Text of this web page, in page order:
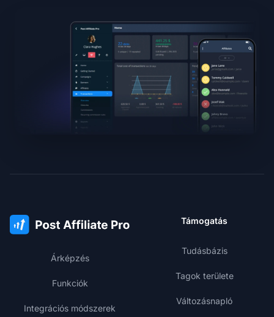
Árképzés
Funkciók
Integrációs módszerek
Támogatás
Tudásbázis
Tagok területe
Változásnapló